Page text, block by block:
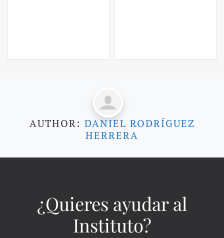
AUTHOR: DANIEL RODRÍGUEZ
HERRERA
¿Quieres ayudar al
Instituto?